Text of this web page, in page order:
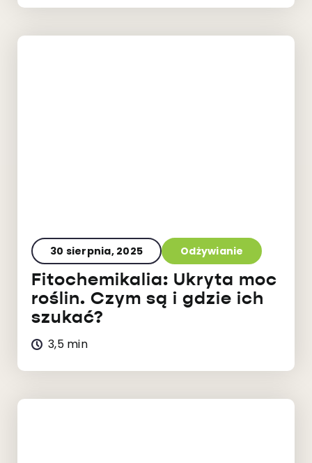
30 sierpnia, 2025 Odżywianie
Fitochemikalia: Ukryta moc
roślin. Czym są i gdzie ich
szukać?
3,5 min